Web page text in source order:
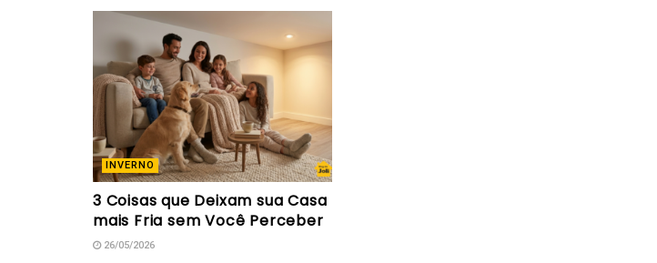
INVERNO
3 Coisas que Deixam sua Casa
mais Fria sem Você Perceber
26/05/2026